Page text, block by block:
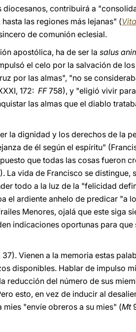
contribuirá a
las regiones más lejanas" (
de comunión eclesial.
apostólica, ha de ser la salus
el celo por la salvación de
por las almas", "no se
172: FF758), y "eligió vivir
las almas que el diablo
la dignidad y los derechos de la
de él según el espíritu"
que todas las cosas fueron
La vida de Francisco se
todo a la luz de la "felicidad
el ardiente anhelo de predicar "a
Menores, ojalá que este siga
indicaciones oportunas para
Vienen a la memoria estas
disponibles. Hablar de impulso
reducción del número de sus
esto, en vez de inducir al
"envíe obreros a su mies" (Mt